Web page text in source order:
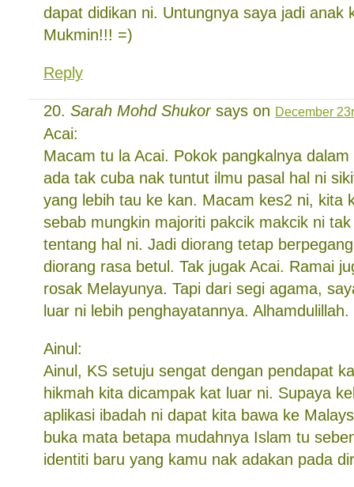
dapat didikan ni. Untungnya saya jadi anak
Mukmin!!! =)
Reply
Sarah Mohd Shukorsays on December
Acai:
Macam tu la Acai. Pokok pangkalnya
ada tak cuba nak tuntut ilmu pasal hal ni
yang lebih tau ke kan. Macam kes2 ni, kita
sebab mungkin majoriti pakcik makcik ni
tentang hal ni. Jadi diorang tetap
diorang rasa betul. Tak jugak Acai. Ramai
rosak Melayunya. Tapi dari segi agama,
luar ni lebih penghayatannya. Alhamdulillah.
Ainul:
Ainul, KS setuju sengat dengan pendapat
hikmah kita dicampak kat luar ni. Supaya
aplikasi ibadah ni dapat kita bawa ke
buka mata betapa mudahnya Islam tu
identiti baru yang kamu nak adakan pada